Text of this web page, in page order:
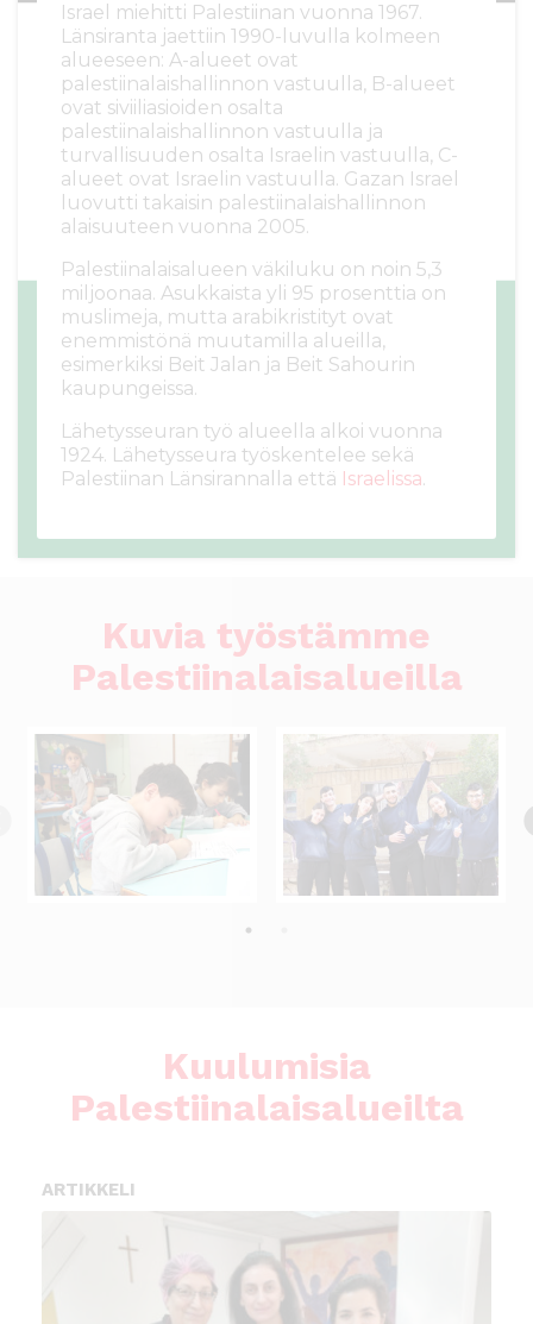
Israel miehitti Palestiinan vuonna 1967.
Länsiranta jaettiin 1990-luvulla kolmeen
alueeseen: A-alueet ovat
palestiinalaishallinnon vastuulla, B-alueet
ovat siviiliasioiden osalta
palestiinalaishallinnon vastuulla ja
turvallisuuden osalta Israelin vastuulla, C-
alueet ovat Israelin vastuulla. Gazan Israel
luovutti takaisin palestiinalaishallinnon
alaisuuteen vuonna 2005.
Palestiinalaisalueen väkiluku on noin 5,3
miljoonaa. Asukkaista yli 95 prosenttia on
muslimeja, mutta arabikristityt ovat
enemmistönä muutamilla alueilla,
esimerkiksi Beit Jalan ja Beit Sahourin
kaupungeissa.
Lähetysseuran työ alueella alkoi vuonna
1924. Lähetysseura työskentelee sekä
Palestiinan Länsirannalla että Israelissa.
Kuvia työstämme
Palestiinalaisalueilla
Kuulumisia
Palestiinalaisalueilta
ARTIKKELI